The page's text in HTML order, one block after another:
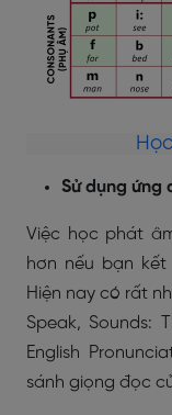
Sử dụng ứng
Việc học phát
hơn nếu bạn
Hiện nay có rất
Speak, Sounds:
English
sánh giọng đọc